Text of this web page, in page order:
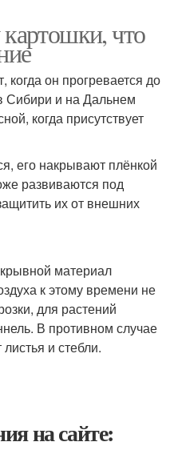
что
он прогревается до
Сибири и на Дальнем
когда присутствует
его накрывают плёнкой
развиваются под
их от внешних
материал
к этому времени не
для растений
В противном случае
и стебли.
на сайте: